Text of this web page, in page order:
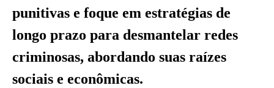
punitivas e foque em estratégias de
longo prazo para desmantelar redes
criminosas, abordando suas raízes
sociais e econômicas.